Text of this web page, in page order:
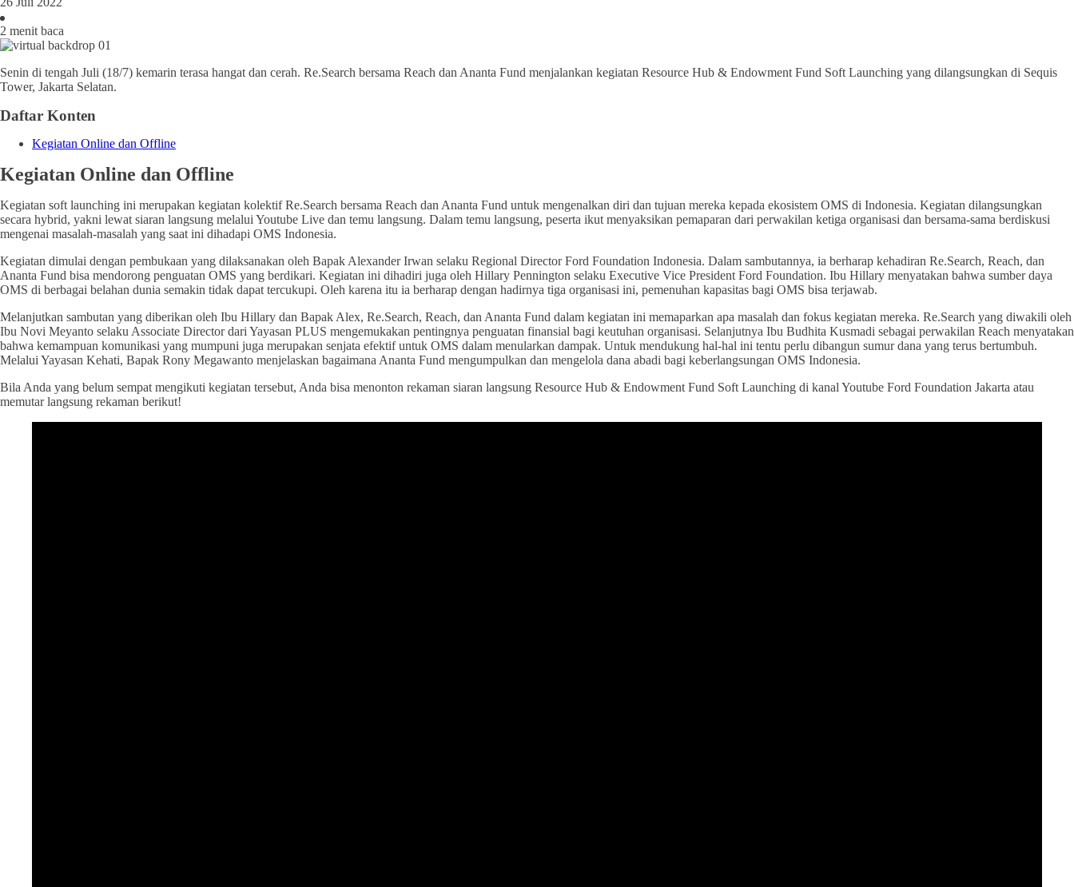
2 menit baca
Senin di tengah Juli (18/7) kemarin terasa hangat dan cerah. Re.Search bersama Reach dan Ananta Fund menjalankan kegiatan Resource Hub & Endowment Fund Soft Launching yang dilangsungkan di Sequis
Tower, Jakarta Selatan.
Daftar Konten
Kegiatan Online dan Offline
Kegiatan Online dan Offline
Kegiatan soft launching ini merupakan kegiatan kolektif Re.Search bersama Reach dan Ananta Fund untuk mengenalkan diri dan tujuan mereka kepada ekosistem OMS di Indonesia. Kegiatan dilangsungkan
secara hybrid, yakni lewat siaran langsung melalui Youtube Live dan temu langsung. Dalam temu langsung, peserta ikut menyaksikan pemaparan dari perwakilan ketiga organisasi dan bersama-sama berdiskusi
mengenai masalah-masalah yang saat ini dihadapi OMS Indonesia.
Kegiatan dimulai dengan pembukaan yang dilaksanakan oleh Bapak Alexander Irwan selaku Regional Director Ford Foundation Indonesia. Dalam sambutannya, ia berharap kehadiran Re.Search, Reach, dan
Ananta Fund bisa mendorong penguatan OMS yang berdikari. Kegiatan ini dihadiri juga oleh Hillary Pennington selaku Executive Vice President Ford Foundation. Ibu Hillary menyatakan bahwa sumber daya
OMS di berbagai belahan dunia semakin tidak dapat tercukupi. Oleh karena itu ia berharap dengan hadirnya tiga organisasi ini, pemenuhan kapasitas bagi OMS bisa terjawab.
Melanjutkan sambutan yang diberikan oleh Ibu Hillary dan Bapak Alex, Re.Search, Reach, dan Ananta Fund dalam kegiatan ini memaparkan apa masalah dan fokus kegiatan mereka. Re.Search yang diwakili oleh
Ibu Novi Meyanto selaku Associate Director dari Yayasan PLUS mengemukakan pentingnya penguatan finansial bagi keutuhan organisasi. Selanjutnya Ibu Budhita Kusmadi sebagai perwakilan Reach menyatakan
bahwa kemampuan komunikasi yang mumpuni juga merupakan senjata efektif untuk OMS dalam menularkan dampak. Untuk mendukung hal-hal ini tentu perlu dibangun sumur dana yang terus bertumbuh.
Melalui Yayasan Kehati, Bapak Rony Megawanto menjelaskan bagaimana Ananta Fund mengumpulkan dan mengelola dana abadi bagi keberlangsungan OMS Indonesia.
Bila Anda yang belum sempat mengikuti kegiatan tersebut, Anda bisa menonton rekaman siaran langsung Resource Hub & Endowment Fund Soft Launching di kanal Youtube Ford Foundation Jakarta atau
memutar langsung rekaman berikut!